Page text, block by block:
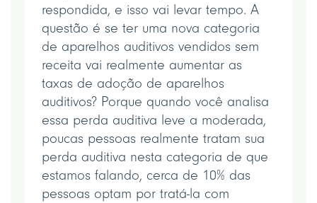
respondida, e isso vai levar tempo. A
questão é se ter uma nova categoria
de aparelhos auditivos vendidos sem
receita vai realmente aumentar as
taxas de adoção de aparelhos
auditivos? Porque quando você analisa
essa perda auditiva leve a moderada,
poucas pessoas realmente tratam sua
perda auditiva nesta categoria de que
estamos falando, cerca de 10% das
pessoas optam por tratá-la com